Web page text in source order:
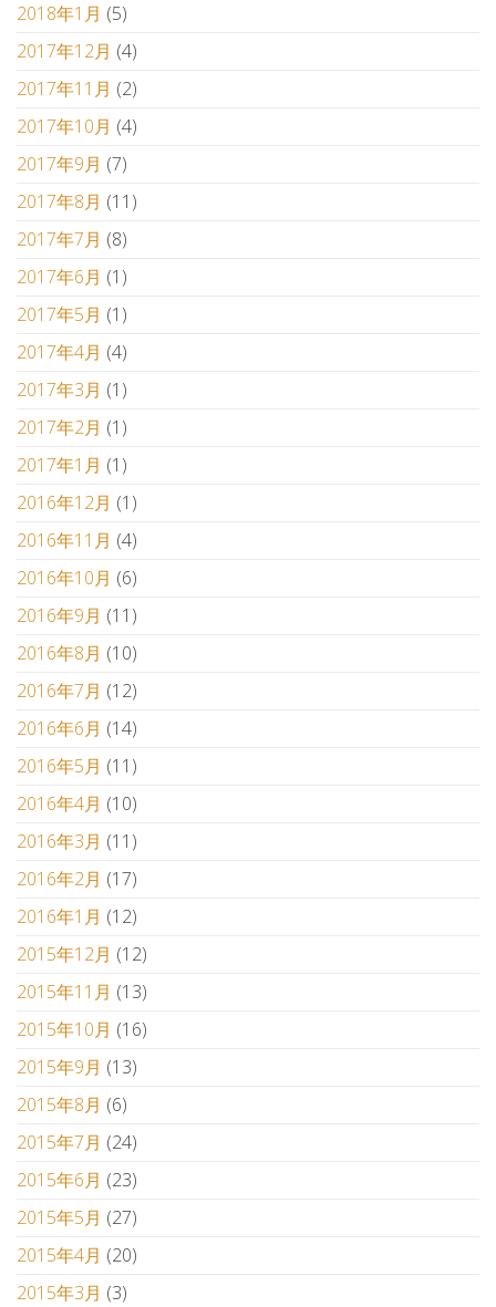
2018年1月 (5)
2017年12月 (4)
2017年11月 (2)
2017年10月 (4)
2017年9月 (7)
2017年8月 (11)
2017年7月 (8)
2017年6月 (1)
2017年5月 (1)
2017年4月 (4)
2017年3月 (1)
2017年2月 (1)
2017年1月 (1)
2016年12月 (1)
2016年11月 (4)
2016年10月 (6)
2016年9月 (11)
2016年8月 (10)
2016年7月 (12)
2016年6月 (14)
2016年5月 (11)
2016年4月 (10)
2016年3月 (11)
2016年2月 (17)
2016年1月 (12)
2015年12月 (12)
2015年11月 (13)
2015年10月 (16)
2015年9月 (13)
2015年8月 (6)
2015年7月 (24)
2015年6月 (23)
2015年5月 (27)
2015年4月 (20)
2015年3月 (3)